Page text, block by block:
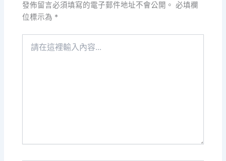
發佈留言必須填寫的電子郵件地址不會公開。 必填欄
位標示為 *